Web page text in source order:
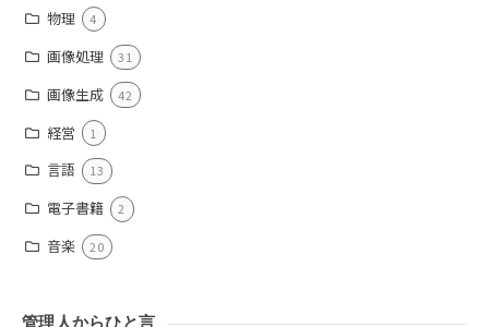
物理 4
画像処理 31
画像生成 42
経営 1
言語 13
電子書籍 2
音楽 20
管理人からひと言